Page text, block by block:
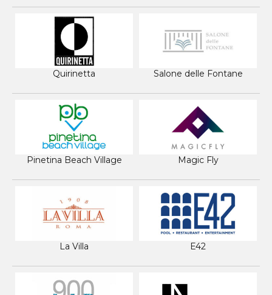
Quirinetta Salone delle Fontane
Pinetina Beach Village Magic Fly
La Villa E42